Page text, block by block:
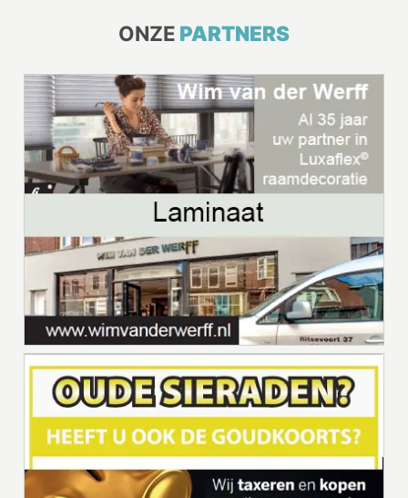
ONZE PARTNERS